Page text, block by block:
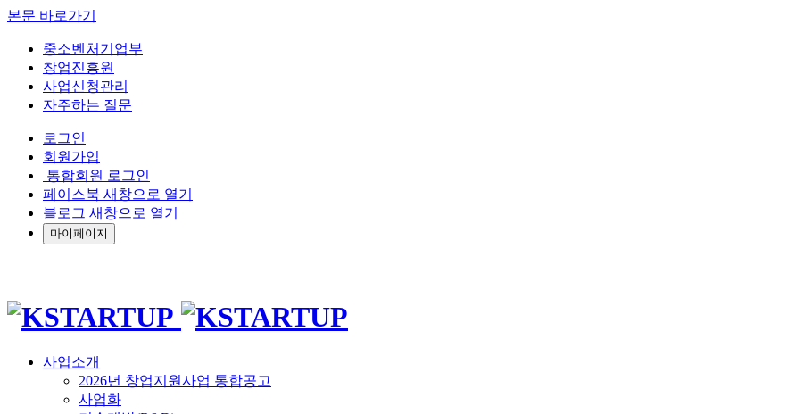
본문 바로가기
중소벤처기업부
창업진흥원
사업신청관리
자주하는 질문
로그인
회원가입
통합회원 로그인
페이스북 새창으로 열기
블로그 새창으로 열기
마이페이지
사업소개
2026년 창업지원사업 통합공고
사업화